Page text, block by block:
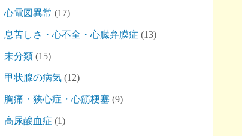
心電図異常 (17)
息苦しさ・心不全・心臓弁膜症 (13)
未分類 (15)
甲状腺の病気 (12)
胸痛・狭心症・心筋梗塞 (9)
高尿酸血症 (1)